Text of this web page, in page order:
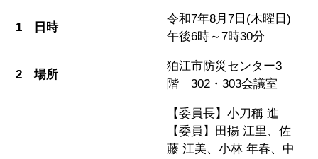
1 日時
令和7年8月7日(木曜日)
午後6時～7時30分
2 場所
狛江市防災センター3
階 302・303会議室
【委員長】小刀稱 進
【委員】田揚 江里、佐
藤 江美、小林 年春、中